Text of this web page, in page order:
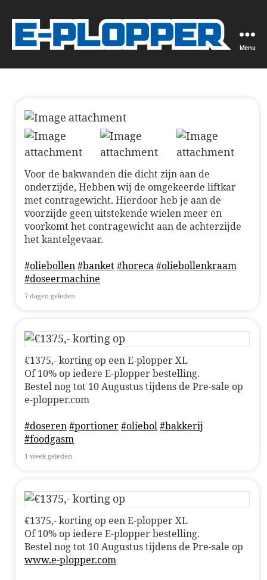
Plopper
brood,
banket
oliebollen
bakker
Menu
Voor de bakwanden die dicht zijn aan de
onderzijde, Hebben wij de omgekeerde liftkar
met contragewicht. Hierdoor heb je aan de
voorzijde geen uitstekende wielen meer en
voorkomt het contragewicht aan de achterzijde
het kantelgevaar.
#oliebollen #banket #horeca #oliebollenkraam
#doseermachine
7 dagen geleden
€1375,- korting op een E-plopper XL
Of 10% op iedere E-plopper bestelling.
Bestel nog tot 10 Augustus tijdens de Pre-sale op
e-plopper.com
#doseren #portioner #oliebol #bakkerij
#foodgasm
1 week geleden
€1375,- korting op een E-plopper XL
Of 10% op iedere E-plopper bestelling.
Bestel nog tot 10 Augustus tijdens de Pre-sale op
www.e-plopper.com